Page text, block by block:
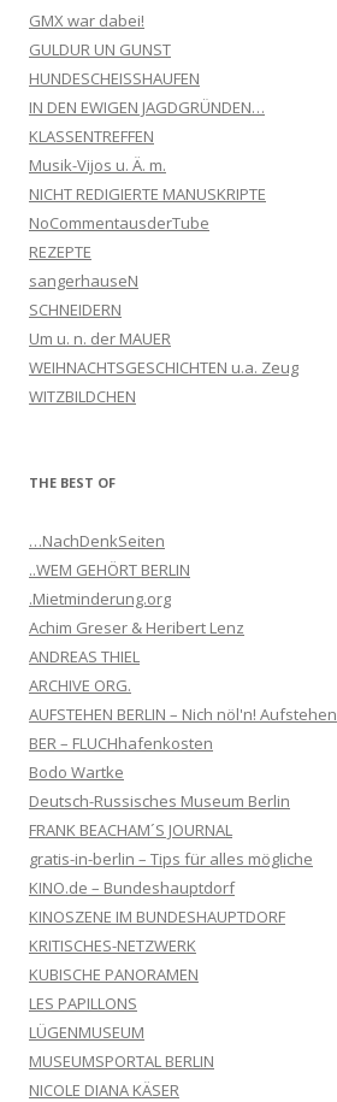
GMX war dabei!
GULDUR UN GUNST
HUNDESCHEISSHAUFEN
IN DEN EWIGEN JAGDGRÜNDEN…
KLASSENTREFFEN
Musik-Vijos u. Ä. m.
NICHT REDIGIERTE MANUSKRIPTE
NoCommentausderTube
REZEPTE
sangerhauseN
SCHNEIDERN
Um u. n. der MAUER
WEIHNACHTSGESCHICHTEN u.a. Zeug
WITZBILDCHEN
THE BEST OF
…NachDenkSeiten
..WEM GEHÖRT BERLIN
.Mietminderung.org
Achim Greser & Heribert Lenz
ANDREAS THIEL
ARCHIVE ORG.
AUFSTEHEN BERLIN – Nich nöl'n! Aufstehen
BER – FLUCHhafenkosten
Bodo Wartke
Deutsch-Russisches Museum Berlin
FRANK BEACHAM´S JOURNAL
gratis-in-berlin – Tips für alles mögliche
KINO.de – Bundeshauptdorf
KINOSZENE IM BUNDESHAUPTDORF
KRITISCHES-NETZWERK
KUBISCHE PANORAMEN
LES PAPILLONS
LÜGENMUSEUM
MUSEUMSPORTAL BERLIN
NICOLE DIANA KÄSER